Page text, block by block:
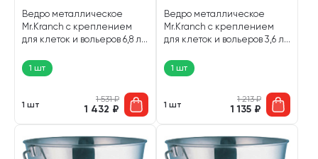
Ведро металлическое
Mr.Kranch с креплением
для клеток и вольеров 6,8 л
1 шт
1 шт
1 531₽
1 432 ₽
Ведро металлическое
Mr.Kranch с креплением
для клеток и вольеров 3,6 л
1 шт
1 шт
1 213₽
1 135 ₽